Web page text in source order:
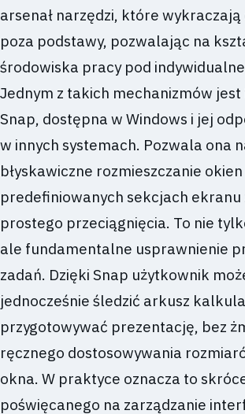
arsenał narzędzi, które
poza podstawy, pozwalając na
środowiska pracy pod
Jednym z takich mechanizmów
Snap, dostępna w Windows i jej
w innych systemach. Pozwala ona
błyskawiczne rozmieszczanie
predefiniowanych sekcjach ekranu
prostego przeciągnięcia. To nie
ale fundamentalne usprawnienie
zadań. Dzięki Snap użytkownik
jednocześnie śledzić arkusz
przygotowywać prezentację, bez
ręcznego dostosowywania
okna. W praktyce oznacza to
poświęcanego na zarządzanie